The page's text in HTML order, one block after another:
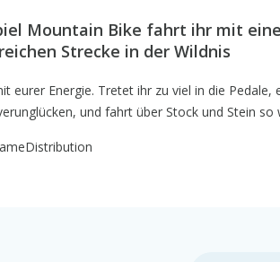
Mountain Bike fahrt ihr mit
Strecke in der Wildnis
eurer Energie. Tretet ihr zu viel in die
und fahrt über Stock und Stein so